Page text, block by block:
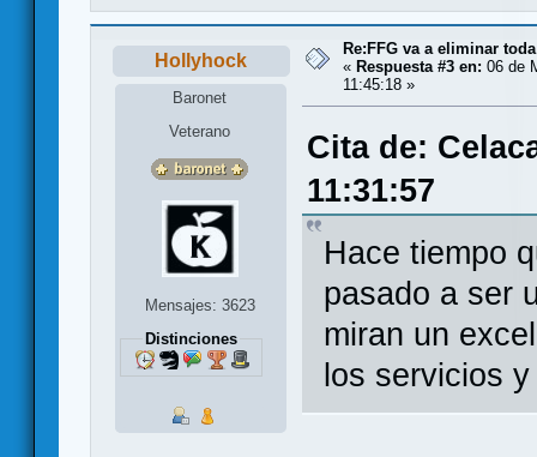
Hollyhock
Baronet
Veterano
Mensajes: 3623
Distinciones
Re:FFG va a eliminar
« Respuesta #3 en: 06 de
11:45:18 »
Cita de:
11:31:57
Hace tiempo
pasado a ser
miran un
los servicios